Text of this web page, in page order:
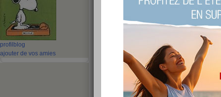
profil blog
ajouter de vos amies
Rien ne va plus,
publié le 04/07/2009 à 10:54